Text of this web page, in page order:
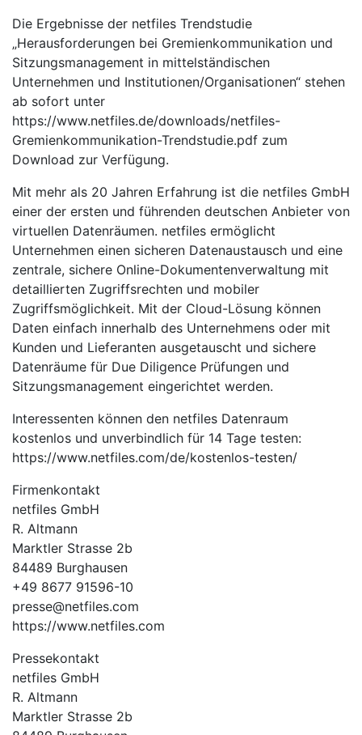
Die Ergebnisse der netfiles Trendstudie
„Herausforderungen bei Gremienkommunikation und
Sitzungsmanagement in mittelständischen
Unternehmen und Institutionen/Organisationen“ stehen
ab sofort unter
https://www.netfiles.de/downloads/netfiles-
Gremienkommunikation-Trendstudie.pdf zum
Download zur Verfügung.
Mit mehr als 20 Jahren Erfahrung ist die netfiles GmbH
einer der ersten und führenden deutschen Anbieter von
virtuellen Datenräumen. netfiles ermöglicht
Unternehmen einen sicheren Datenaustausch und eine
zentrale, sichere Online-Dokumentenverwaltung mit
detaillierten Zugriffsrechten und mobiler
Zugriffsmöglichkeit. Mit der Cloud-Lösung können
Daten einfach innerhalb des Unternehmens oder mit
Kunden und Lieferanten ausgetauscht und sichere
Datenräume für Due Diligence Prüfungen und
Sitzungsmanagement eingerichtet werden.
Interessenten können den netfiles Datenraum
kostenlos und unverbindlich für 14 Tage testen:
https://www.netfiles.com/de/kostenlos-testen/
Firmenkontakt
netfiles GmbH
R. Altmann
Marktler Strasse 2b
84489 Burghausen
+49 8677 91596-10
presse@netfiles.com
https://www.netfiles.com
Pressekontakt
netfiles GmbH
R. Altmann
Marktler Strasse 2b